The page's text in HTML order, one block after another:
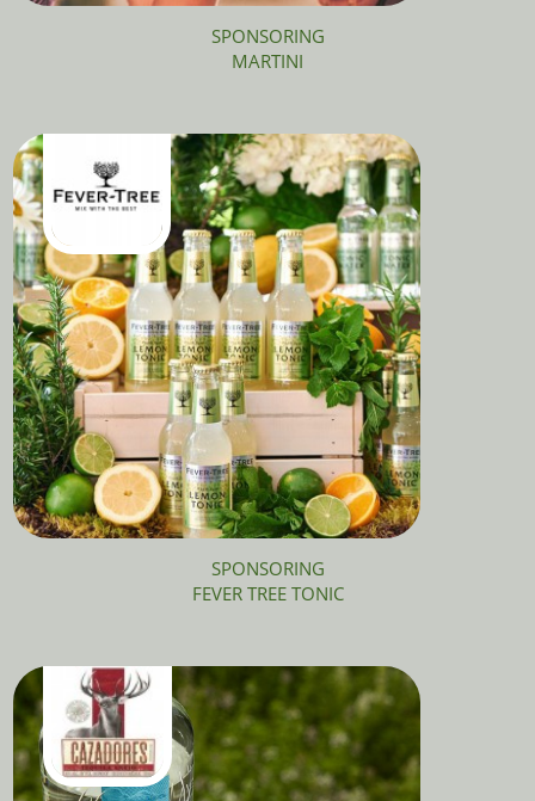
SPONSORING
MARTINI
SPONSORING
FEVER TREE TONIC